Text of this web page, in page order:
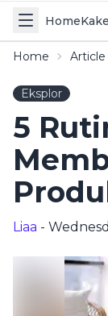
Home
Home Article
Eksplor
5
Liaa -